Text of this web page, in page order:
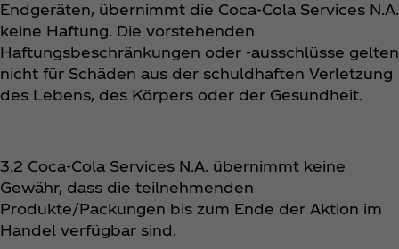
Endgeräten, übernimmt die Coca‑Cola Services N.A.
keine Haftung. Die vorstehenden
Haftungsbeschränkungen oder -ausschlüsse gelten
nicht für Schäden aus der schuldhaften Verletzung
des Lebens, des Körpers oder der Gesundheit.
3.2 Coca‑Cola Services N.A. übernimmt keine
Gewähr, dass die teilnehmenden
Produkte/Packungen bis zum Ende der Aktion im
Handel verfügbar sind.